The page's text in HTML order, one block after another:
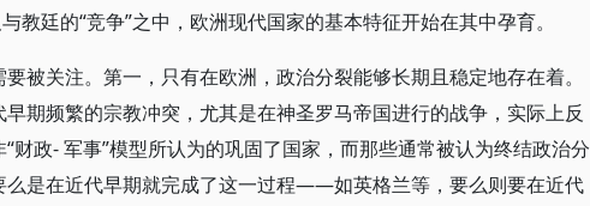
教廷的“竞争”之中，欧洲现代国家的基本特征开始在其中孕育。
被关注。第一，只有在欧洲，政治分裂能够长期且稳定地存在着。
期频繁的宗教冲突，尤其是在神圣罗马帝国进行的战争，实际上反
财政- 军事”模型所认为的巩固了国家，而那些通常被认为终结政治分
么是在近代早期就完成了这一过程——如英格兰等，要么则要在近代